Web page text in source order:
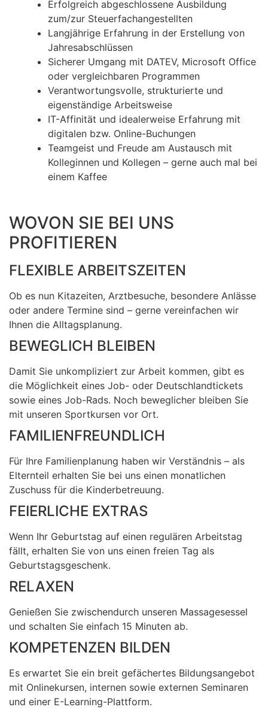
Erfolgreich abgeschlossene Ausbildung
zum/zur Steuerfachangestellten
Langjährige Erfahrung in der Erstellung von
Jahresabschlüssen
Sicherer Umgang mit DATEV, Microsoft Office
oder vergleichbaren Programmen
Verantwortungsvolle, strukturierte und
eigenständige Arbeitsweise
IT-Affinität und idealerweise Erfahrung mit
digitalen bzw. Online-Buchungen
Teamgeist und Freude am Austausch mit
Kolleginnen und Kollegen – gerne auch mal bei
einem Kaffee
WOVON SIE BEI UNS
PROFITIEREN
FLEXIBLE ARBEITSZEITEN
Ob es nun Kitazeiten, Arztbesuche, besondere Anlässe
oder andere Termine sind – gerne vereinfachen wir
Ihnen die Alltagsplanung.
BEWEGLICH BLEIBEN
Damit Sie unkompliziert zur Arbeit kommen, gibt es
die Möglichkeit eines Job- oder Deutschlandtickets
sowie eines Job-Rads. Noch beweglicher bleiben Sie
mit unseren Sportkursen vor Ort.
FAMILIENFREUNDLICH
Für Ihre Familienplanung haben wir Verständnis – als
Elternteil erhalten Sie bei uns einen monatlichen
Zuschuss für die Kinderbetreuung.
FEIERLICHE EXTRAS
Wenn Ihr Geburtstag auf einen regulären Arbeitstag
fällt, erhalten Sie von uns einen freien Tag als
Geburtstagsgeschenk.
RELAXEN
Genießen Sie zwischendurch unseren Massagesessel
und schalten Sie einfach 15 Minuten ab.
KOMPETENZEN BILDEN
Es erwartet Sie ein breit gefächertes Bildungsangebot
mit Onlinekursen, internen sowie externen Seminaren
und einer E-Learning-Plattform.